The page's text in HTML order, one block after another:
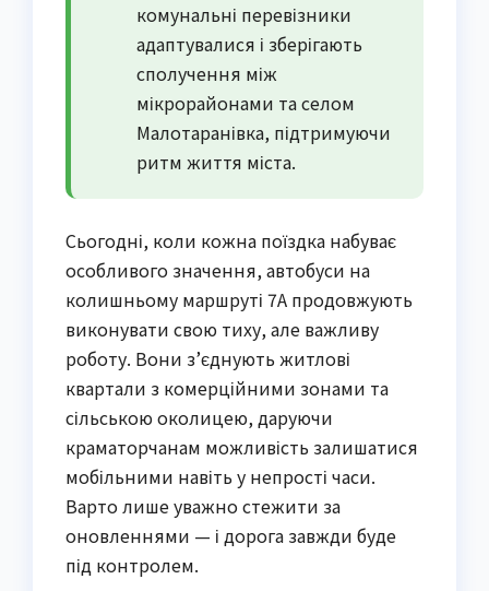
комунальні перевізники
адаптувалися і зберігають
сполучення між
мікрорайонами та селом
Малотаранівка, підтримуючи
ритм життя міста.
Сьогодні, коли кожна поїздка набуває
особливого значення, автобуси на
колишньому маршруті 7А продовжують
виконувати свою тиху, але важливу
роботу. Вони з’єднують житлові
квартали з комерційними зонами та
сільською околицею, даруючи
краматорчанам можливість залишатися
мобільними навіть у непрості часи.
Варто лише уважно стежити за
оновленнями — і дорога завжди буде
під контролем.